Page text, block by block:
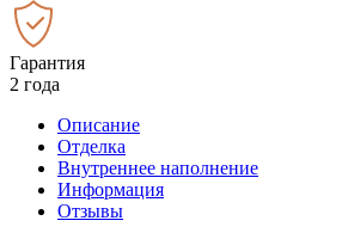
Гарантия
2 года
Описание
Отделка
Внутреннее наполнение
Информация
Отзывы